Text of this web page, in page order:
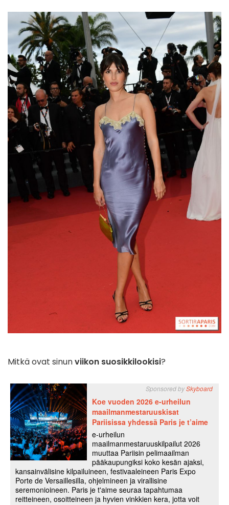
Mitkä ovat sinunviikon suosikkilookisi?